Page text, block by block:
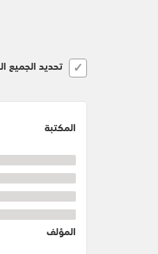
تحديد الجميع
المكتبة
المؤلف